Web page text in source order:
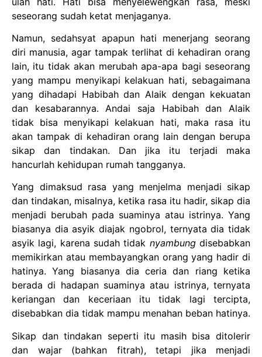
seseorang sudah ketat menjaganya.
Namun, sedahsyat apapun hati menerjang seorang
diri manusia, agar tampak terlihat di kehadiran orang
lain, itu tidak akan merubah apa-apa bagi seseorang
yang mampu menyikapi kelakuan hati, sebagaimana
yang dihadapi Habibah dan Alaik dengan kekuatan
dan kesabarannya. Andai saja Habibah dan Alaik
tidak bisa menyikapi kelakuan hati, maka rasa itu
akan tampak di kehadiran orang lain dengan berupa
sikap dan tindakan. Dan jika itu terjadi maka
hancurlah kehidupan rumah tangganya.
Yang dimaksud rasa yang menjelma menjadi sikap
dan tindakan, misalnya, ketika rasa itu hadir, sikap dia
menjadi berubah pada suaminya atau istrinya. Yang
biasanya dia asyik diajak ngobrol, ternyata dia tidak
asyik lagi, karena sudah tidak nyambungdisebabkan
memikirkan atau membayangkan orang yang hadir di
hatinya. Yang biasanya dia ceria dan riang ketika
berada di hadapan suaminya atau istrinya, ternyata
keriangan dan keceriaan itu tidak lagi tercipta,
disebabkan dia tidak mampu menahan beban hatinya.
Sikap dan tindakan seperti itu masih bisa ditolerir
dan wajar (bahkan fitrah), tetapi jika menjadi